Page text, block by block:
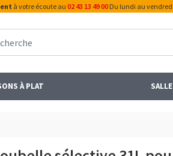
à votre écoute au 02 43 13 49 00Du lundi au
À PLAT